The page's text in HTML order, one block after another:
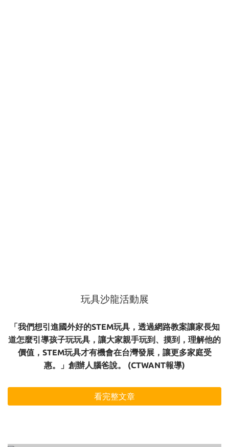
玩具沙龍活動展
「我們想引進國外好的STEM玩具，透過網路教案讓家長知
道怎麼引導孩子玩玩具，讓大家親手玩到、摸到，理解他的
價值，STEM玩具才有機會在台灣發展，讓更多家庭受
惠。」創辦人腦爸說。 (CTWANT報導)
看完整文章